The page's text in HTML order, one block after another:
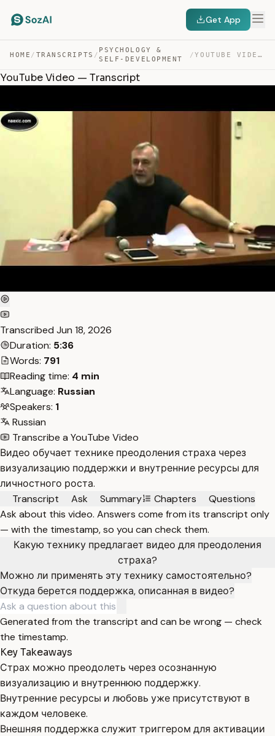
Get App
HOME / TRANSCRIPTS /
PSYCHOLOGY &
SELF-DEVELOPMENT
/ YOUTUBE VIDEO — TRANSCRIPT
YouTube Video — Transcript
Transcribed Jun 18, 2026
Duration: 5:36
Words: 791
Reading time: 4 min
Language: Russian
Speakers: 1
Russian
Transcribe a YouTube Video
Видео обучает технике преодоления страха через
визуализацию поддержки и внутренние ресурсы для
личностного роста.
Transcript
Ask Summary Chapters
Questions
Ask about this video. Answers come from its transcript only
— with the timestamp, so you can check them.
Какую технику предлагает видео для преодоления
страха?
Можно ли применять эту технику самостоятельно?
Откуда берется поддержка, описанная в видео?
Generated from the transcript and can be wrong — check
the timestamp.
Key Takeaways
Страх можно преодолеть через осознанную
визуализацию и внутреннюю поддержку.
Внутренние ресурсы и любовь уже присутствуют в
каждом человеке.
Внешняя поддержка служит триггером для активации